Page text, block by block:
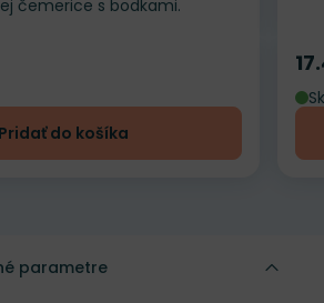
čemerice s bodkami.
Pridať do košíka
parametre